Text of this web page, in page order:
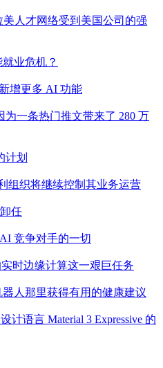
人才网络受到美国公司的强
业危机？
增更多 AI 功能
一条热门推文带来了 280 万
计划
组织将继续控制其业务运营
任
竞争对手的一切
时边缘计算这一艰巨任务
人那里获得有用的健康建议
计语言 Material 3 Expressive 的